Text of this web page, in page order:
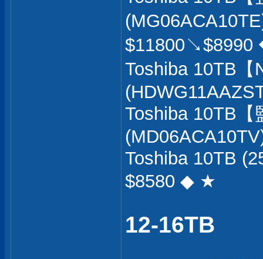
Toshiba 10TB【
Toshiba 10TB【
Toshiba 10TB
$8580 ◆ ★
12-16TB